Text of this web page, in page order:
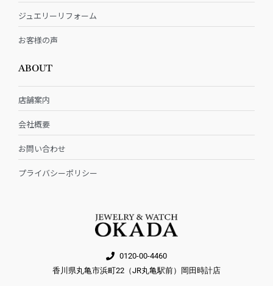
ジュエリーリフォーム
お客様の声
ABOUT
店舗案内
会社概要
お問い合わせ
プライバシーポリシー
0120-00-4460
香川県丸亀市浜町22（JR丸亀駅前）岡田時計店